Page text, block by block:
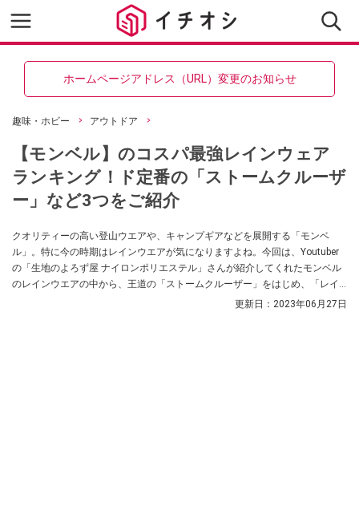
ホームページアドレス（URL）変更のお知らせ
趣味・ホビー アウトドア
【モンベル】のコスパ最強レインウェア
ランキング！ド定番の「ストームクルーザ
ー」など3つをご紹介
クオリティーの高い登山ウエアや、キャンプギアなどを展開する「モンベ
ル」。特に今の時期はレインウエアが気になりますよね。今回は、Youtuber
の「生地のよろず屋 ナイロンポリエステル」さんが紹介してくれたモンベル
のレインウエアの中から、王道の「ストームクルーザー」をはじめ、「レイ
ントレッカー ジャケット」「トレントフライヤー」をご紹介します。レイン
更新日： 2023年06月27日